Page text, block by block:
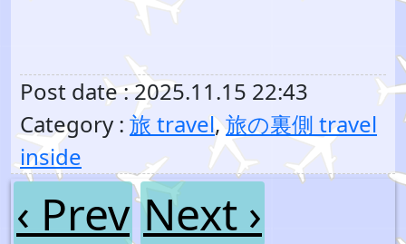
Post date : 2025.11.15 22:43
Category : 旅 travel, 旅の裏側 travel
inside
‹ Prev Next ›